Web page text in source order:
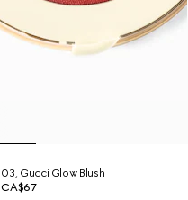
03, Gucci Glow Blush
CA$67